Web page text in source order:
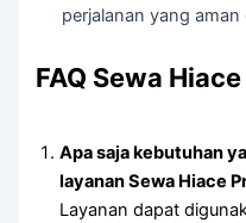
perjalanan yang
FAQ Sewa
Apa saja kebutuhan
layanan Sewa Hiace
Layanan dapat